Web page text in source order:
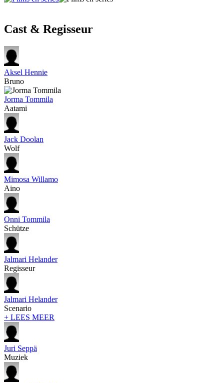
Cast & Regisseur
Aksel Hennie
Bruno
Jorma Tommila
Aatami
Jack Doolan
Wolf
Mimosa Willamo
Aino
Onni Tommila
Schütze
Jalmari Helander
Regisseur
Jalmari Helander
Scenario
+ LEES MEER
Juri Seppä
Muziek